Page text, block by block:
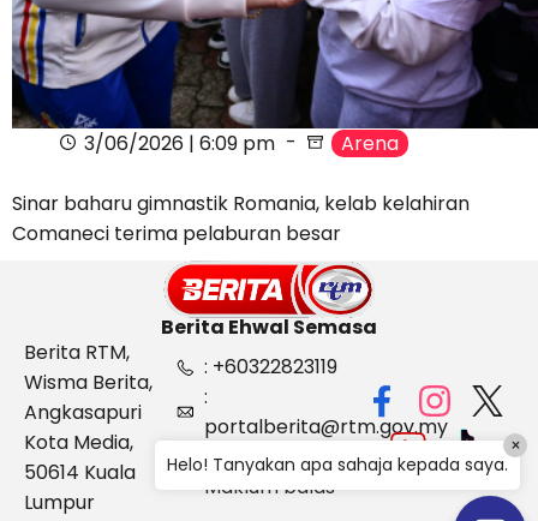
3/06/2026 | 6:09 pm Arena
Sinar baharu gimnastik Romania, kelab kelahiran
Comaneci terima pelaburan besar
Berita Ehwal Semasa
Berita RTM,
Wisma Berita,
Angkasapuri
Kota Media,
50614 Kuala
Lumpur
: +60322823119
:
portalberita@rtm.gov.my
: Aduan &
Maklum balas
Helo! Tanyakan apa sahaja kepada saya.
×